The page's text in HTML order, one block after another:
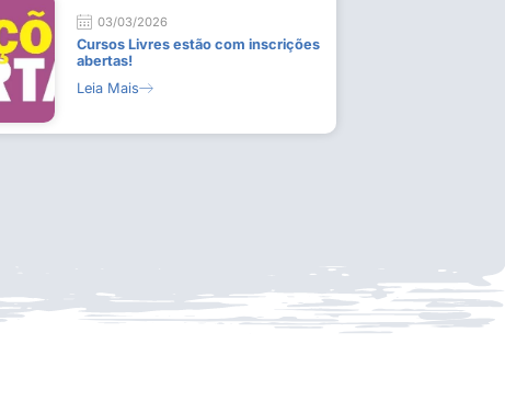
03/03/2026
Cursos Livres estão com inscrições
abertas!
Leia Mais